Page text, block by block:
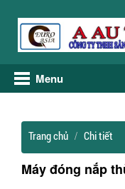
Menu
Trang chủ Chi tiết
Máy đóng nắp